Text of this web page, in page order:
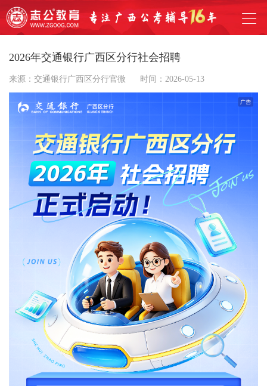
2026年交通银行广西区分行社会招聘
来源：交通银行广西区分行官微 时间：2026-05-13